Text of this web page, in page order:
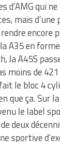
d’AMG qui
mais
encore
A35 en
la A45S
moins de 421
le bloc 4
que ça. Sur
le label
deux
sportive